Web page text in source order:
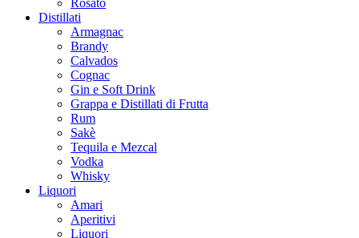
Distillati
Armagnac
Brandy
Calvados
Cognac
Gin e Soft Drink
Grappa e Distillati di Frutta
Rum
Sakè
Tequila e Mezcal
Vodka
Whisky
Liquori
Amari
Aperitivi
Liquori